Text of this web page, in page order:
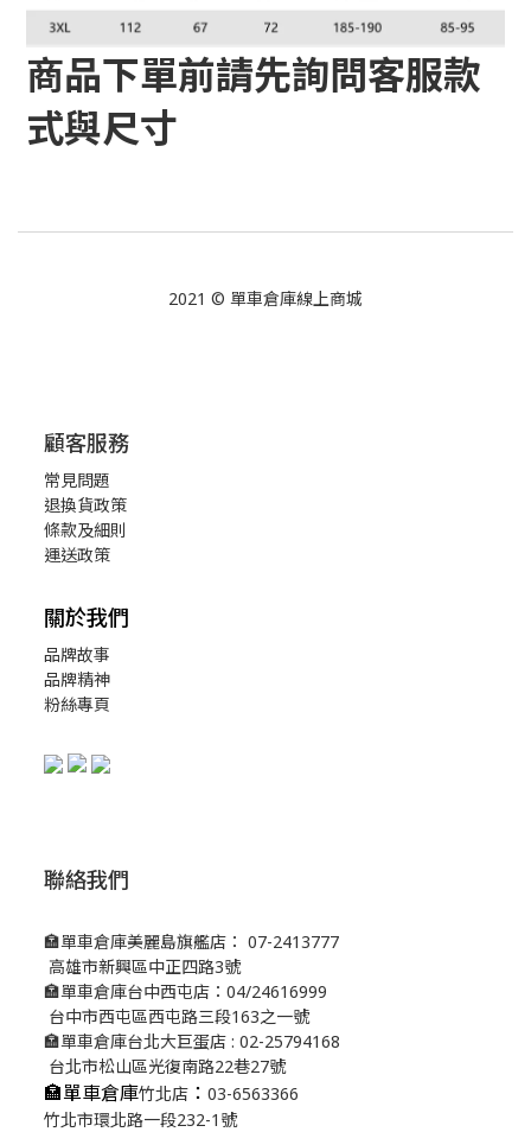
商品下單前請先詢問客服款
式與尺寸
2021 © 單車倉庫線上商城
顧客服務
常見問題
退換貨政策
條款及細則
運送政策
關於我們
品牌故事
品牌精神
粉絲專頁
聯絡我們
🏣單車倉庫美麗島旗艦店： 07-2413777
高雄市新興區中正四路3號
🏣單車倉庫台中西屯店：04/24616999
台中市西屯區西屯路三段163之一號
🏣單車倉庫台北大巨蛋店 : 02-25794168
台北市松山區光復南路22巷27號
🏣單車倉庫竹北店 ： 03-6563366
竹北市環北路一段232-1號